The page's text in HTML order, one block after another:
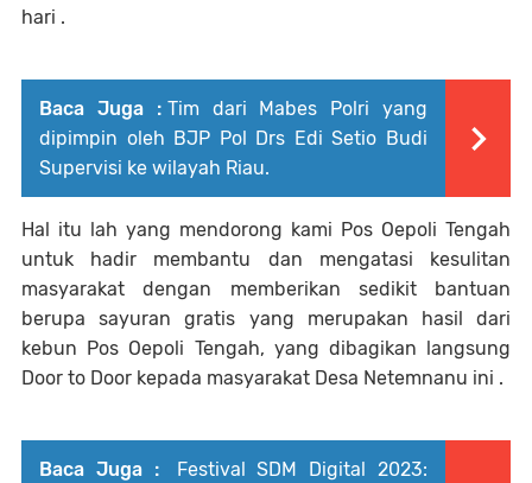
hari .
Baca Juga : Tim dari Mabes Polri yang
dipimpin oleh BJP Pol Drs Edi Setio Budi
Supervisi ke wilayah Riau.
Hal itu lah yang mendorong kami Pos Oepoli Tengah
untuk hadir membantu dan mengatasi kesulitan
masyarakat dengan memberikan sedikit bantuan
berupa sayuran gratis yang merupakan hasil dari
kebun Pos Oepoli Tengah, yang dibagikan langsung
Door to Door kepada masyarakat Desa Netemnanu ini .
Baca Juga :
Festival SDM Digital 2023: